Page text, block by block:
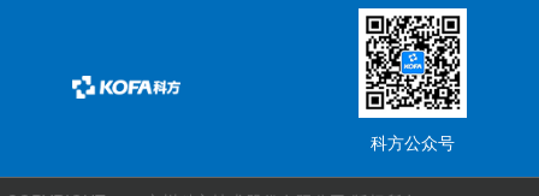
科方公众号